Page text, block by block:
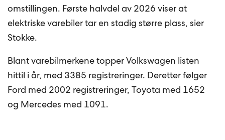
omstillingen. Første halvdel av 2026 viser at
elektriske varebiler tar en stadig større plass, sier
Stokke.
Blant varebilmerkene topper Volkswagen listen
hittil i år, med 3385 registreringer. Deretter følger
Ford med 2002 registreringer, Toyota med 1652
og Mercedes med 1091.